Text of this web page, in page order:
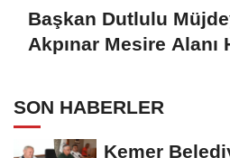
Başkan Dutlulu
Akpınar Mesire Alanı
SON HABERLER
Kemer